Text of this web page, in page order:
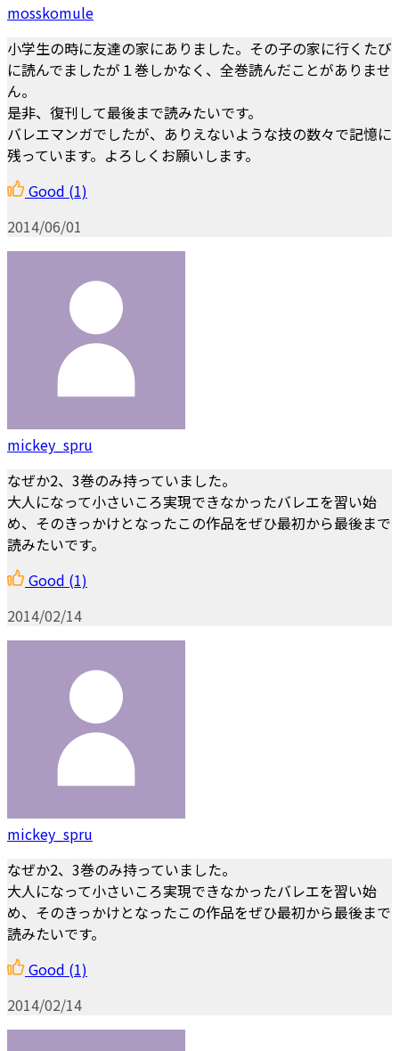
mosskomule
小学生の時に友達の家にありました。その子の家に行くたび
に読んでましたが１巻しかなく、全巻読んだことがありませ
ん。
是非、復刊して最後まで読みたいです。
バレエマンガでしたが、ありえないような技の数々で記憶に
残っています。よろしくお願いします。
Good (1)
2014/06/01
mickey_spru
なぜか2、3巻のみ持っていました。
大人になって小さいころ実現できなかったバレエを習い始
め、そのきっかけとなったこの作品をぜひ最初から最後まで
読みたいです。
Good (1)
2014/02/14
mickey_spru
なぜか2、3巻のみ持っていました。
大人になって小さいころ実現できなかったバレエを習い始
め、そのきっかけとなったこの作品をぜひ最初から最後まで
読みたいです。
Good (1)
2014/02/14